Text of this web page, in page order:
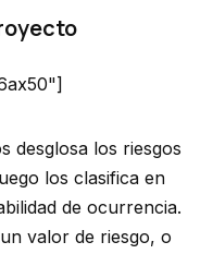
desglosa los riesgos
los clasifica en
de ocurrencia.
valor de riesgo, o